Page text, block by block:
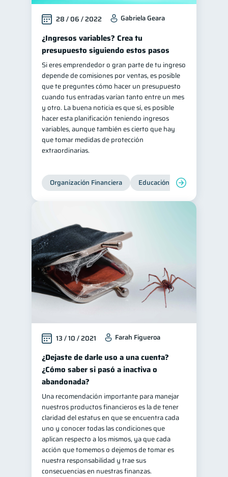
Doble sueldo
Gasto responsable 1
información financiera 1
28 / 06 / 2022 Gabriela Geara
¿Ingresos variables? Crea tu
presupuesto siguiendo estos pasos
Si eres emprendedor o gran parte de tu ingreso
depende de comisiones por ventas, es posible
que te preguntes cómo hacer un presupuesto
cuando tus entradas varían tanto entre un mes
y otro. La buena noticia es que sí, es posible
hacer esta planificación teniendo ingresos
variables, aunque también es cierto que hay
que tomar medidas de protección
extraordinarias.
Organización Financiera Educación financiera
13 / 10 / 2021 Farah Figueroa
¿Dejaste de darle uso a una cuenta?
¿Cómo saber si pasó a inactiva o
abandonada?
Una recomendación importante para manejar
nuestros productos financieros es la de tener
claridad del estatus en que se encuentra cada
uno y conocer todas las condiciones que
aplican respecto a los mismos, ya que cada
acción que tomemos o dejemos de tomar es
nuestra responsabilidad y trae sus
consecuencias en nuestras finanzas.